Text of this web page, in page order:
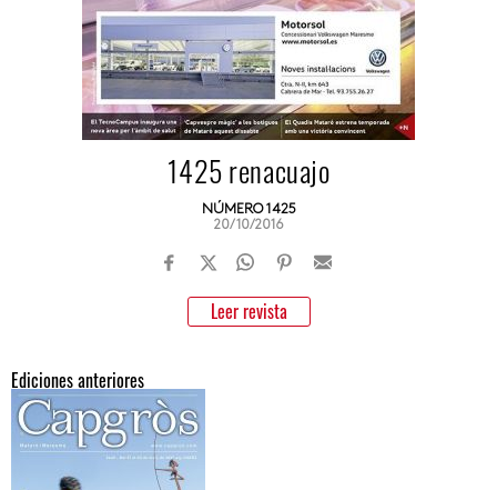
1425 renacuajo
NÚMERO 1425
20/10/2016
Leer revista
Ediciones anteriores